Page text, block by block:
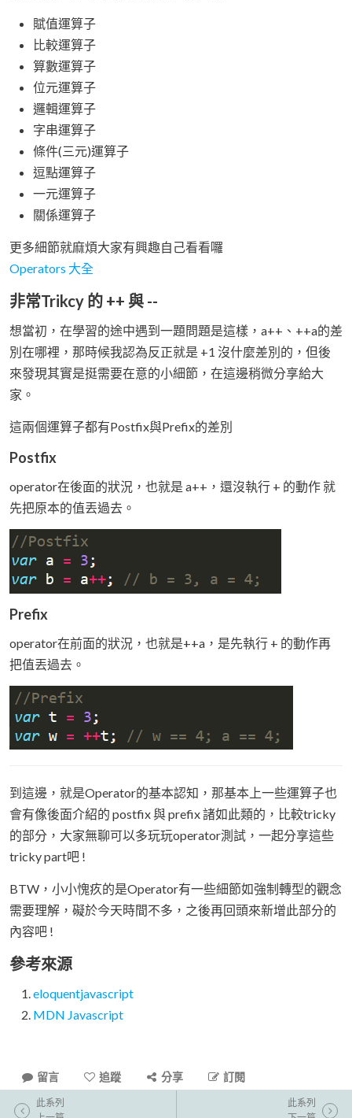
賦值運算子
比較運算子
算數運算子
位元運算子
邏輯運算子
字串運算子
條件(三元)運算子
逗點運算子
一元運算子
關係運算子
更多細節就麻煩大家有興趣自己看看囉
Operators 大全
非常Trikcy 的 ++ 與 --
想當初，在學習的途中遇到一題問題是這樣，a++、++a的差
別在哪裡，那時候我認為反正就是 +1 沒什麼差別的，但後
來發現其實是挺需要在意的小細節，在這邊稍微分享給大
家。
這兩個運算子都有Postfix與Prefix的差別
Postfix
operator在後面的狀況，也就是 a++，還沒執行 + 的動作 就
先把原本的值丟過去。
Prefix
operator在前面的狀況，也就是++a，是先執行 + 的動作再
把值丟過去。
到這邊，就是Operator的基本認知，那基本上一些運算子也
會有像後面介紹的 postfix 與 prefix 諸如此類的，比較tricky
的部分，大家無聊可以多玩玩operator測試，一起分享這些
tricky part吧 !
BTW，小小愧疚的是Operator有一些細節如強制轉型的觀念
需要理解，礙於今天時間不多，之後再回頭來新增此部分的
內容吧 !
參考來源
eloquentjavascript
MDN Javascript
留言 追蹤 分享 訂閱
此系列
此系列